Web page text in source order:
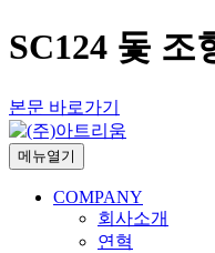
SC124 돛 조
본문 바로가기
메뉴열기
COMPANY
회사소개
연혁